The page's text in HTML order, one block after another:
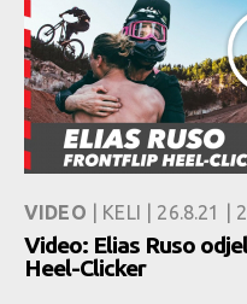
VIDEO | KELI | 26.8.21 | 2
Video: Elias Ruso
Heel-Clicker